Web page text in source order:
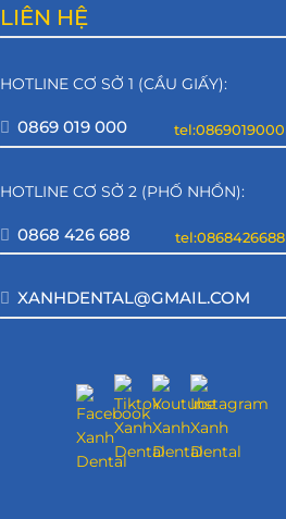
LIÊN HỆ
HOTLINE CƠ SỞ 1 (CẦU GIẤY):
0869 019 000 tel:0869019000
HOTLINE CƠ SỞ 2 (PHỐ NHỔN):
0868 426 688 tel:0868426688
XANHDENTAL@GMAIL.COM